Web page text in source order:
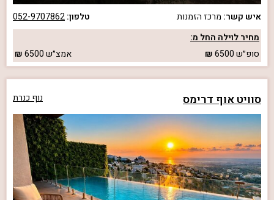
איש קשר: מרכז הזמנות טלפון:052-9707862
מחיר לוילה החל מ:
סופ״ש6500 אמצ״ש6500
סוויט אוף דרימס נוף כנרת